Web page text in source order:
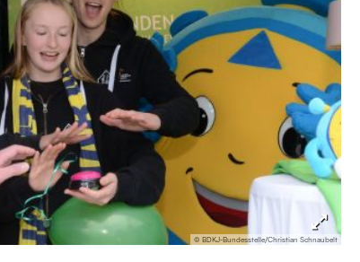
© BDKJ-Bundesstelle/Christian Schnaubelt